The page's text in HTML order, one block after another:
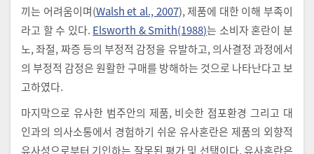
끼는 어려움이며(Walsh et al., 2007), 제품에 대한 이해 부족이
라고 할 수 있다. Elsworth & Smith(1988)는 소비자 혼란이 분
노, 좌절, 짜증 등의 부정적 감정을 유발하고, 의사결정 과정에서
의 부정적 감정은 원활한 구매를 방해하는 것으로 나타난다고 보
고하였다.
마지막으로 유사한 범주안의 제품, 비슷한 점포환경 그리고 대
인과의 의사소통에서 경험하기 쉬운 유사혼란은 제품의 외향적
유사성으로부터 기인하는 잘못된 평가 및 선택이다. 유사혼란은